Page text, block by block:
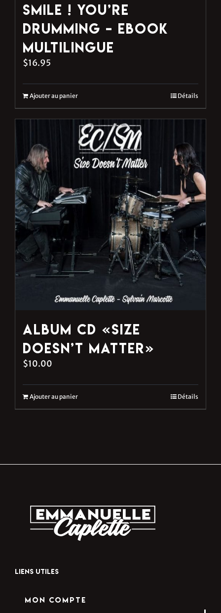
Smile ! You’re
Drumming – eBook
multilingue
$16.95
Ajouter au panier Détails
Album CD «Size
Doesn’t Matter»
$10.00
Ajouter au panier Détails
LIENS UTILES
Mon compte